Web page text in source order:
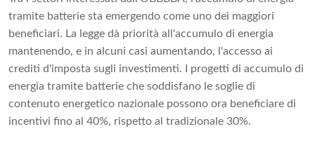
tramite batterie sta emergendo come uno dei maggiori
beneficiari. La legge dà priorità all'accumulo di energia
mantenendo, e in alcuni casi aumentando, l'accesso ai
crediti d'imposta sugli investimenti. I progetti di accumulo di
energia tramite batterie che soddisfano le soglie di
contenuto energetico nazionale possono ora beneficiare di
incentivi fino al 40%, rispetto al tradizionale 30%.